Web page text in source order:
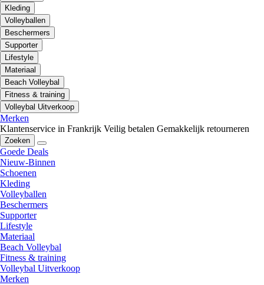
Kleding
Volleyballen
Beschermers
Supporter
Lifestyle
Materiaal
Beach Volleybal
Fitness & training
Volleybal Uitverkoop
Merken
Klantenservice in Frankrijk Veilig betalen Gemakkelijk retourneren
Zoeken
Goede Deals
Nieuw-Binnen
Schoenen
Kleding
Volleyballen
Beschermers
Supporter
Lifestyle
Materiaal
Beach Volleybal
Fitness & training
Volleybal Uitverkoop
Merken